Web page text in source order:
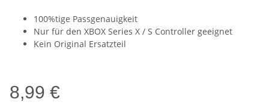
100%tige Passgenauigkeit
Nur für den XBOX Series X / S Controller geeignet
Kein Original Ersatzteil
8,99 €